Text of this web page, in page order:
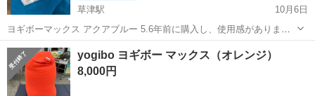
草津駅
10月6日
ヨギボーマックス アクアブルー 5.6年前に購入し、使用感があります
が、 一度中身のビーズを購入し、足したので まだ普通に使用頂けると
思います。 定価約30000円
滋賀 草津市 ソファ Yogibo
yogibo ヨギボー マックス（オレンジ）
8,000円